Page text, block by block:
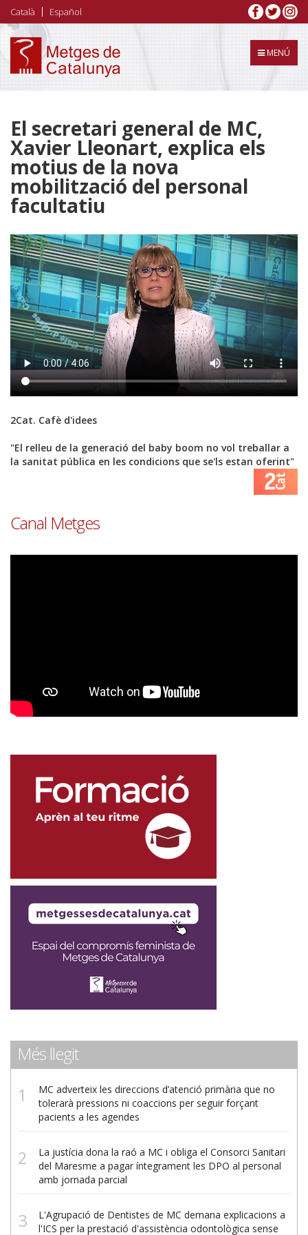
Vés
al
contingut
Català Español
MENÚ
El secretari general de MC,
Xavier Lleonart, explica els
motius de la nova
mobilització del personal
facultatiu
2Cat. Cafè d'idees
"El relleu de la generació del baby boom no vol treballar a
la sanitat pública en les condicions que se'ls estan oferint"
Font
Canal Metges
Més llegit
MC adverteix les direccions d’atenció primària que no
tolerarà pressions ni coaccions per seguir forçant
pacients a les agendes
La justícia dona la raó a MC i obliga el Consorci Sanitari
del Maresme a pagar íntegrament les DPO al personal
amb jornada parcial
L'Agrupació de Dentistes de MC demana explicacions a
l'ICS per la prestació d'assistència odontològica sense